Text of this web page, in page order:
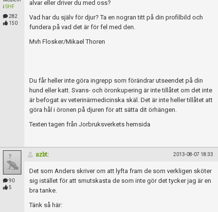
i SHF
282
150
alvar eller driver du med oss?
Vad har du själv för djur? Ta en nogran titt på din profilbild och
fundera på vad det är för fel med den.
Mvh Flosker/Mikael Thoren
Du får heller inte göra ingrepp som förändrar utseendet på din
hund eller katt. Svans- och öronkupering är inte tillåtet om det inte
är befogat av veterinärmedicinska skäl. Det är inte heller tillåtet att
göra hål i öronen på djuren för att sätta dit örhängen.
Texten tagen från Jorbruksverkets hemsida
90
5
azbt: 2013-08-07 18:33
Det som Anders skriver om att lyfta fram de som verkligen sköter
sig istället för att smutskasta de som inte gör det tycker jag är en
bra tanke.
Tänk så här: